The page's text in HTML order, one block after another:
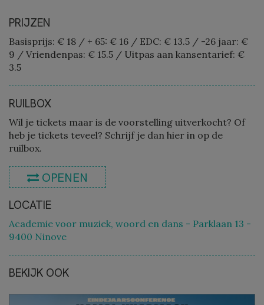
PRIJZEN
Basisprijs: € 18 / + 65: € 16 / EDC: € 13.5 / -26 jaar: €
9 / Vriendenpas: € 15.5 / Uitpas aan kansentarief: €
3.5
RUILBOX
Wil je tickets maar is de voorstelling uitverkocht? Of
heb je tickets teveel? Schrijf je dan hier in op de
ruilbox.
OPENEN
LOCATIE
Academie voor muziek, woord en dans - Parklaan 13 -
9400 Ninove
BEKIJK OOK